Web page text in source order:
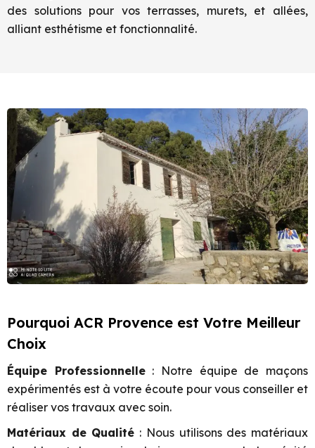
des solutions pour vos terrasses, murets, et allées,
alliant esthétisme et fonctionnalité.
Pourquoi ACR Provence est Votre Meilleur
Choix
Équipe Professionnelle: Notre équipe de maçons
expérimentés est à votre écoute pour vous conseiller et
réaliser vos travaux avec soin.
Matériaux de Qualité : Nous utilisons des matériaux